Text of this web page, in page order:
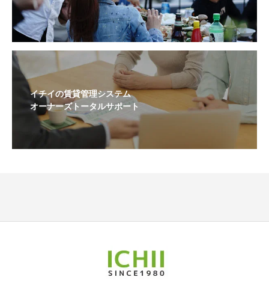
イチイの賃貸管理システム
オーナーズトータルサポート